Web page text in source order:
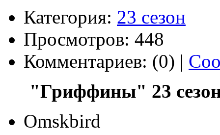
Категория: 23 сезон
Просмотров: 448
Комментариев: (0) |
"Гриффины" 23 сезон
Omskbird